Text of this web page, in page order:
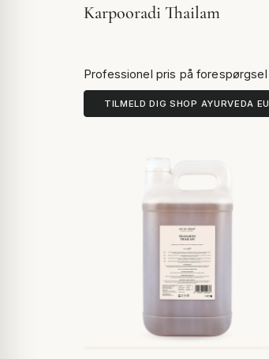
Karpooradi Thailam
Professionel pris på forespørgsel
TILMELD DIG SHOP AYURVEDA EU